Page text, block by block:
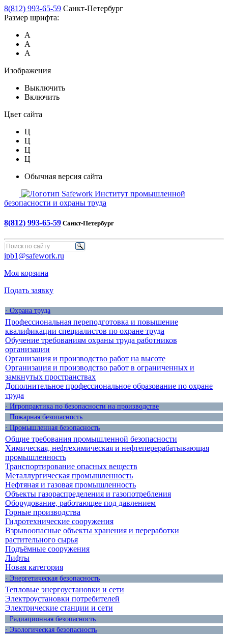
8(812) 993-65-59 Санкт-Петербург
Размер шрифта:
А
А
А
Изображения
Выключить
Включить
Цвет сайта
Ц
Ц
Ц
Ц
Обычная версия сайта
Safework Институт промышленной
безопасности и охраны труда
8(812) 993-65-59 Санкт-Петербург
ipb1@safework.ru
Моя корзина
Подать заявку
· Охрана труда
Профессиональная переподготовка и повышение
квалификации специалистов по охране труда
Обучение требованиям охраны труда работников
организации
Организация и производство работ на высоте
Организация и производство работ в ограниченных и
замкнутых пространствах
Дополнительное профессиональное образование по охране
труда
· Игропрактика по безопасности на производстве
· Пожарная безопасность
· Промышленная безопасность
Общие требования промышленной безопасности
Химическая, нефтехимическая и нефтеперерабатывающая
промышленность
Транспортирование опасных веществ
Металлургическая промышленность
Нефтяная и газовая промышленность
Объекты газораспределения и газопотребления
Оборудование, работающее под давлением
Горные производства
Гидротехнические сооружения
Взрывоопасные объекты хранения и переработки
растительного сырья
Подъёмные сооружения
Лифты
Новая категория
· Энергетическая безопасность
Тепловые энергоустановки и сети
Электроустановки потребителей
Электрические станции и сети
· Радиационная безопасность
· Экологическая безопасность